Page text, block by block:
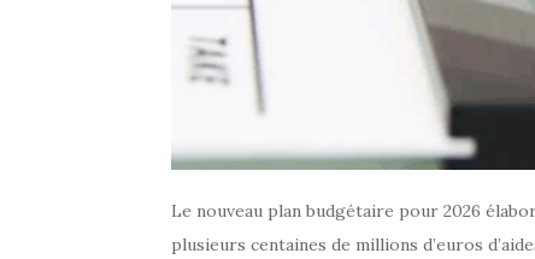
Le nouveau plan budgétaire pour 2026
plusieurs centaines de millions d’euros